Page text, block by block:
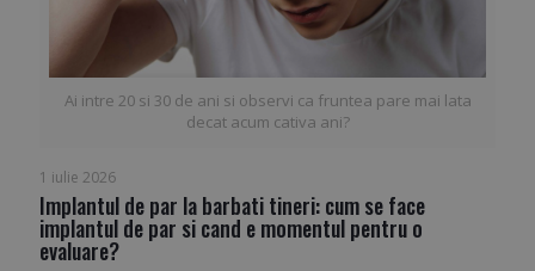
Ai intre 20 si 30 de ani si observi ca fruntea pare mai lata
decat acum cativa ani?
1 iulie 2026
Implantul de par la barbati tineri: cum se face
implantul de par si cand e momentul pentru o
evaluare?